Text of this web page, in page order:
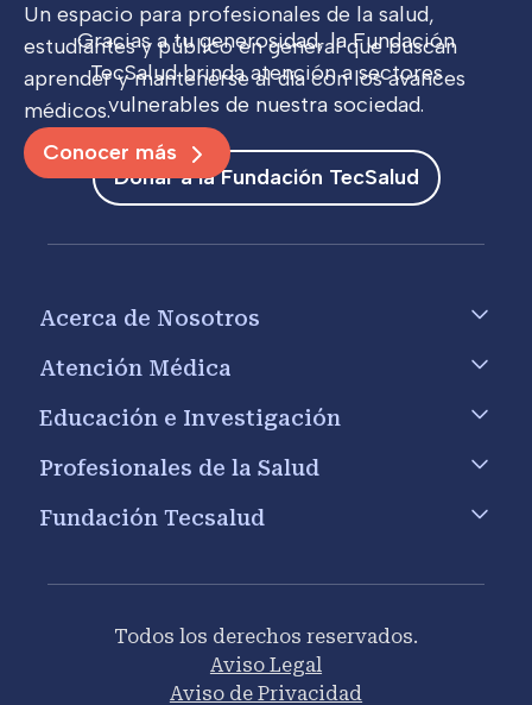
Un espacio para profesionales de la salud,
estudiantes y público en general que buscan
aprender y mantenerse al día con los avances
médicos.
Conocer más
Gracias a tu generosidad, la Fundación
TecSalud brinda atención a sectores
vulnerables de nuestra sociedad.
Donar a la Fundación TecSalud
Acerca de Nosotros
Atención Médica
Educación e Investigación
Profesionales de la Salud
Fundación Tecsalud
Todos los derechos reservados.
Aviso Legal
Aviso de Privacidad